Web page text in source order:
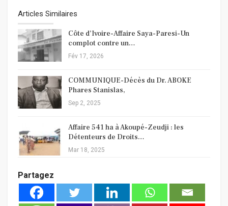
Articles Similaires
Côte d’Ivoire-Affaire Saya-Paresi-Un
complot contre un…
Fév 17, 2026
COMMUNIQUE-Décès du Dr. ABOKE
Phares Stanislas,
Sep 2, 2025
Affaire 541 ha à Akoupé-Zeudji : les
Détenteurs de Droits…
Mar 18, 2025
Partagez